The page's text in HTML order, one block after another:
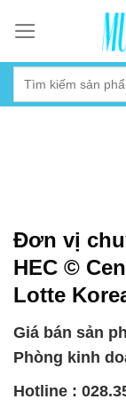
content
Đơn vị
HEC ©
Lotte
Giá bán sản
Phòng kinh
Hotline :